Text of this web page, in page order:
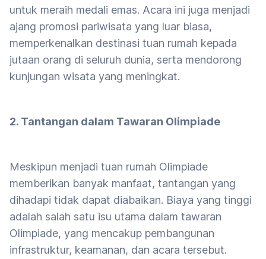
untuk meraih medali emas. Acara ini juga menjadi
ajang promosi pariwisata yang luar biasa,
memperkenalkan destinasi tuan rumah kepada
jutaan orang di seluruh dunia, serta mendorong
kunjungan wisata yang meningkat.
2. Tantangan dalam Tawaran Olimpiade
Meskipun menjadi tuan rumah Olimpiade
memberikan banyak manfaat, tantangan yang
dihadapi tidak dapat diabaikan. Biaya yang tinggi
adalah salah satu isu utama dalam tawaran
Olimpiade, yang mencakup pembangunan
infrastruktur, keamanan, dan acara tersebut.